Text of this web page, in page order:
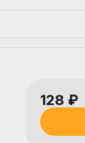
128 ₽